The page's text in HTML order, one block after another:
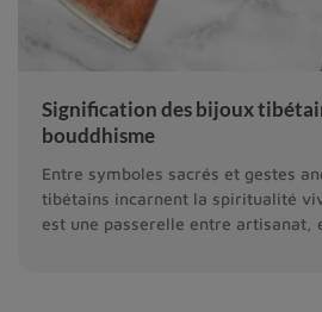
Signification des bijoux
bouddhisme
Entre symboles sacrés et gestes
tibétains incarnent la spiritualité
est une passerelle entre artisanat,